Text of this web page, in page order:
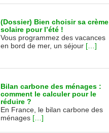
(Dossier) Bien choisir sa crème
solaire pour l’été !
Vous programmez des vacances
en bord de mer, un séjour […]
Bilan carbone des ménages :
comment le calculer pour le
réduire ?
En France, le bilan carbone des
ménages […]